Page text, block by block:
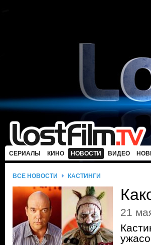
СЕРИАЛЫ КИНО НОВОСТИ ВИДЕО
ВСЕ НОВОСТИ КАСТИНГИ
21